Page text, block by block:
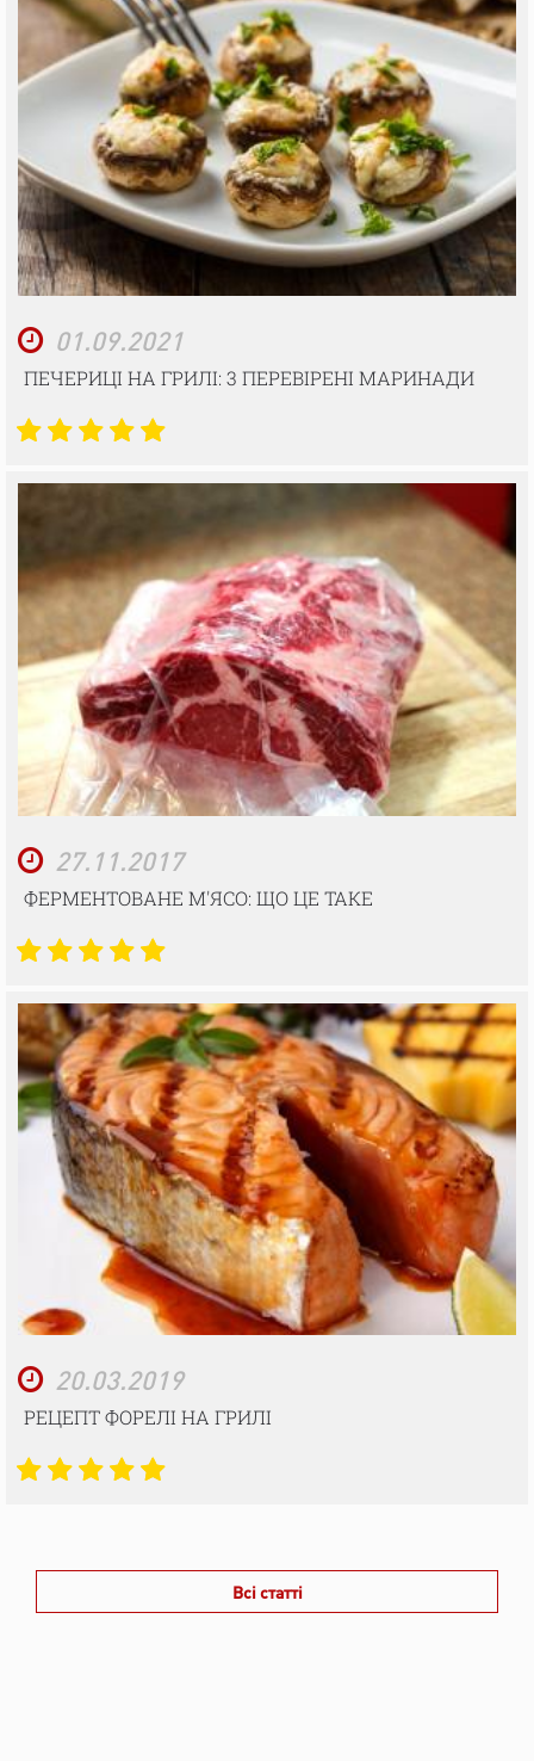
01.09.2021
ПЕЧЕРИЦІ НА ГРИЛІ: 3 ПЕРЕВІРЕНІ МАРИНАДИ
27.11.2017
ФЕРМЕНТОВАНЕ М'ЯСО: ЩО ЦЕ ТАКЕ
20.03.2019
РЕЦЕПТ ФОРЕЛІ НА ГРИЛІ
Всі статті